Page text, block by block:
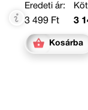
Eredeti ár:
3 499 Ft
3
Kosárba